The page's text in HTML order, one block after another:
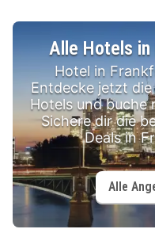
Alle Hotels in
Hotel in
Entdecke jetzt
Hotels und buche
Sichere dir die
Deals in
Alle